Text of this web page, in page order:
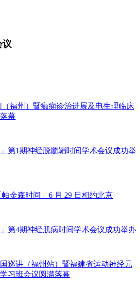
议
（福州）暨癫痫诊治进展及电生理临床
幕
」第1期神经脱髓鞘时间学术会议成功举
金森时间」6 月 29 日相约北京
」第4期神经肌病时间学术会议成功举办
巡讲（福州站）暨福建省运动神经元
习班会议圆满落幕